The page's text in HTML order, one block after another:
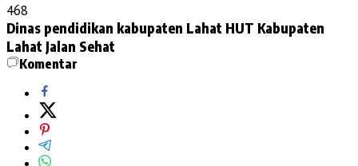
468
Dinas pendidikan kabupaten Lahat HUT Kabupaten
Lahat Jalan Sehat
Komentar